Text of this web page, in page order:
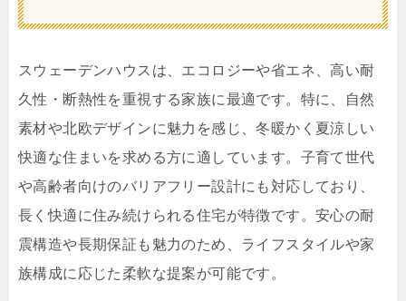
スウェーデンハウスは、エコロジーや省エネ、高い耐
久性・断熱性を重視する家族に最適です。特に、自然
素材や北欧デザインに魅力を感じ、冬暖かく夏涼しい
快適な住まいを求める方に適しています。子育て世代
や高齢者向けのバリアフリー設計にも対応しており、
長く快適に住み続けられる住宅が特徴です。安心の耐
震構造や長期保証も魅力のため、ライフスタイルや家
族構成に応じた柔軟な提案が可能です。